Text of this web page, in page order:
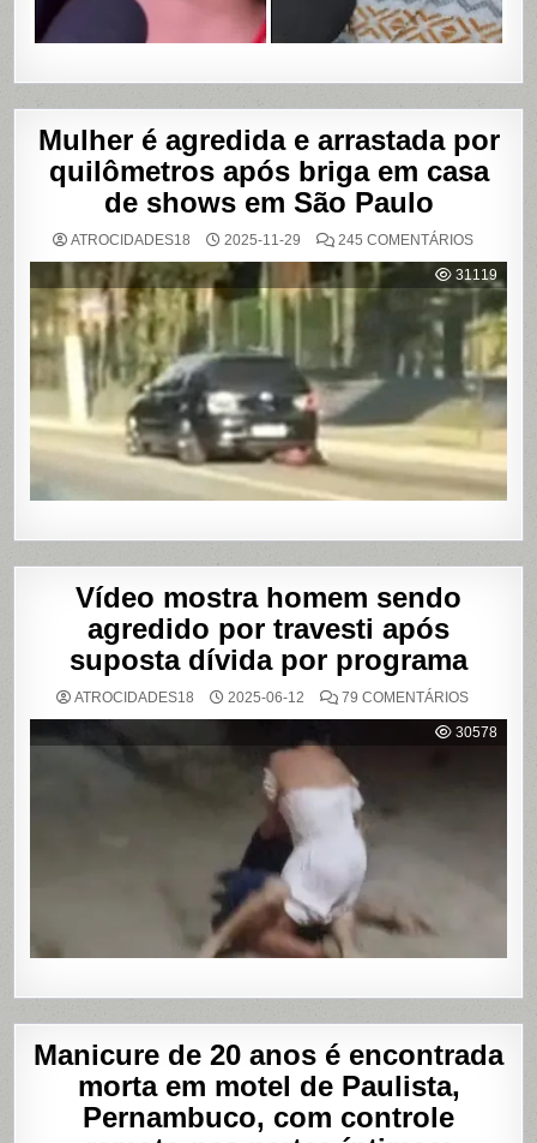
Mulher é agredida e arrastada por
quilômetros após briga em casa
de shows em São Paulo
ATROCIDADES18 2025-11-29 245 COMENTÁRIOSEM
É
E
POR
APÓS
BRIGA
EM
CASA
SHOWS
SÃO
PAULO
31119
Vídeo mostra homem sendo
agredido por travesti após
suposta dívida por programa
ATROCIDADES18 2025-06-12 79 COMENTÁRIOSEM
MOSTRA
HOMEM
30578
Manicure de 20 anos é encontrada
morta em motel de Paulista,
Pernambuco, com controle